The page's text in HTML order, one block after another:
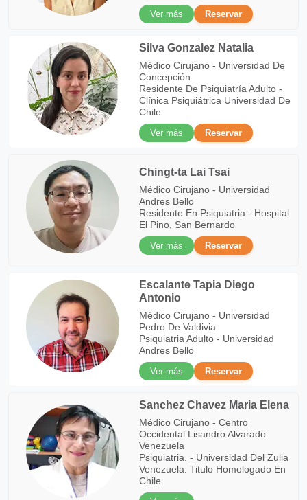
Ver más
Reservar
Silva Gonzalez Natalia
Médico Cirujano - Universidad De
Concepción
Residente De Psiquiatría Adulto -
Clínica Psiquiátrica Universidad De
Chile
Ver más
Reservar
Chingt-ta Lai Tsai
Médico Cirujano - Universidad
Andres Bello
Residente En Psiquiatria - Hospital
El Pino, San Bernardo
Ver más
Reservar
Escalante Tapia Diego
Antonio
Médico Cirujano - Universidad
Pedro De Valdivia
Psiquiatria Adulto - Universidad
Andres Bello
Ver más
Reservar
Sanchez Chavez Maria Elena
Médico Cirujano - Centro
Occidental Lisandro Alvarado.
Venezuela
Psiquiatria. - Universidad Del Zulia
Venezuela. Titulo Homologado En
Chile.